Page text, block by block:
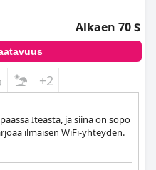
Alkaen 70 $
+2
Iteasta, ja siinä on söpö
ilmaisen WiFi-yhteyden.